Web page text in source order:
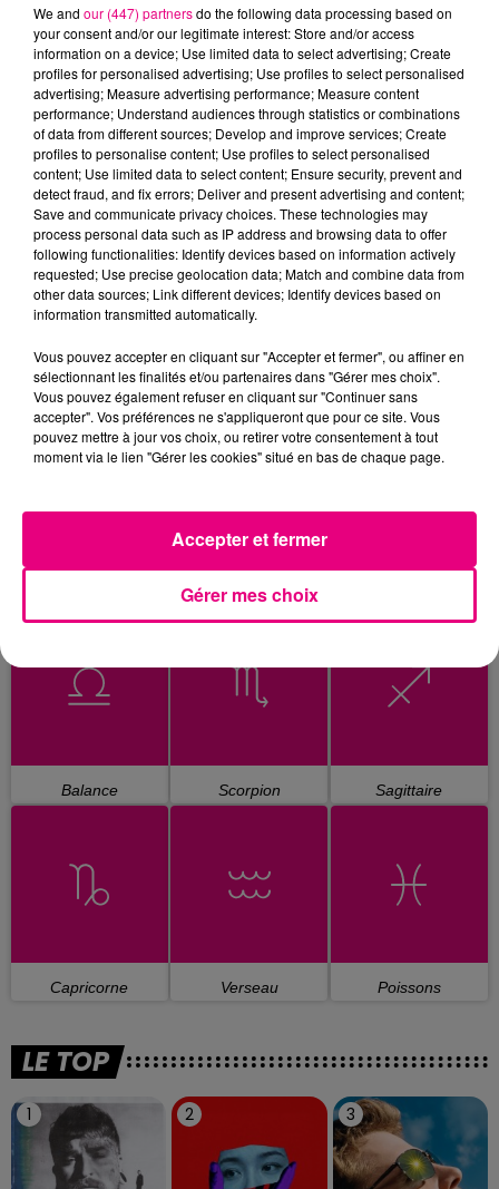
KAROL G & SHAKIRA
Tqg
ALEX WARREN
Fever Dream
MARK RONSON FEAT.
BRUNO MARS
Uptown Funk
L'HOROSCOPE
Bélier Taureau Gémeaux
Lion
Balance Scorpion Sagittaire
Capricorne Verseau Poissons
LE TOP
1 2 3
We and our (447) partnersdo the following data processing based on
your consent and/or our legitimate interest: Store and/or access
information on a device; Use limited data to select advertising; Create
profiles for personalised advertising; Use profiles to select personalised
advertising; Measure advertising performance; Measure content
performance; Understand audiences through statistics or combinations
of data from different sources; Develop and improve services; Create
profiles to personalise content; Use profiles to select personalised
content; Use limited data to select content; Ensure security, prevent and
detect fraud, and fix errors; Deliver and present advertising and content;
Save and communicate privacy choices. These technologies may
process personal data such as IP address and browsing data to offer
following functionalities: Identify devices based on information actively
requested; Use precise geolocation data; Match and combine data from
other data sources; Link different devices; Identify devices based on
information transmitted automatically.
Vous pouvez accepter en cliquant sur "Accepter et fermer", ou affiner en
sélectionnant les finalités et/ou partenaires dans "Gérer mes choix".
Vous pouvez également refuser en cliquant sur "Continuer sans
accepter". Vos préférences ne s'appliqueront que pour ce site. Vous
pouvez mettre à jour vos choix, ou retirer votre consentement à tout
moment via le lien "Gérer les cookies" situé en bas de chaque page.
Gérer mes choix
Accepter et fermer